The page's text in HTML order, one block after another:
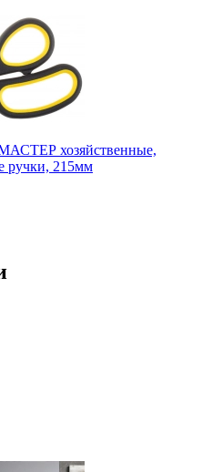
хозяйственные,
ручки, 215мм